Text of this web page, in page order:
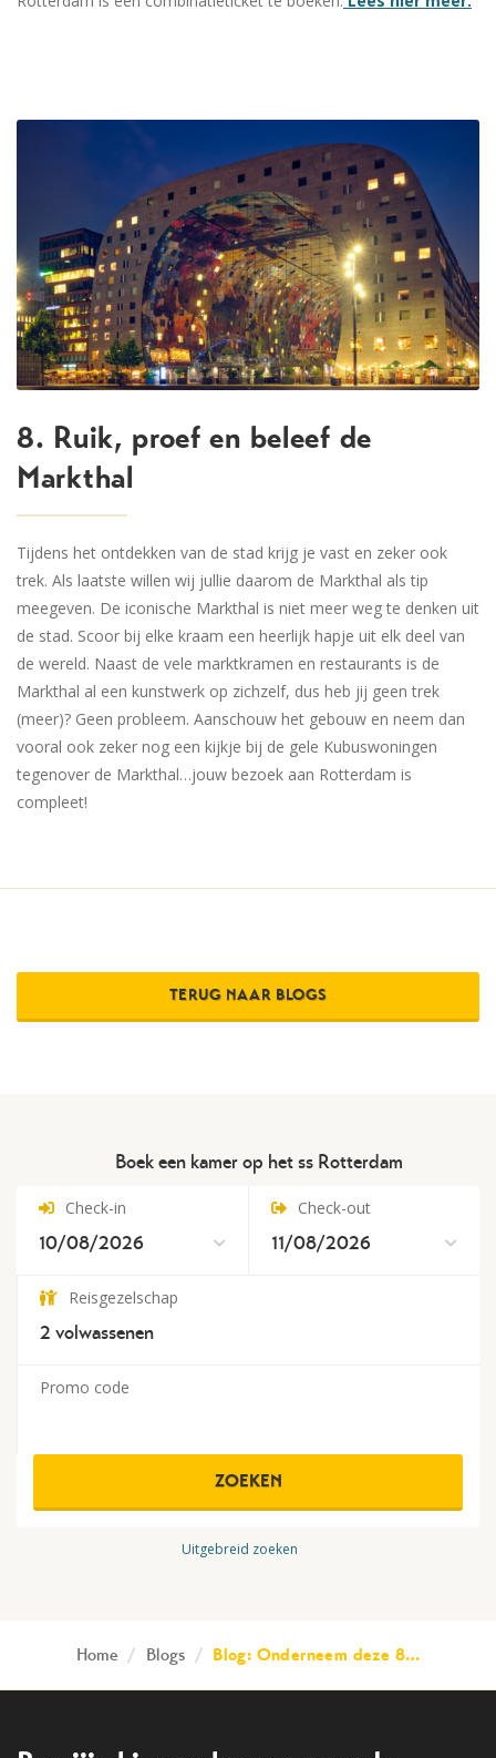
8. Ruik, proef en beleef de
Markthal
Tijdens het ontdekken van de stad krijg je vast en zeker ook
trek. Als laatste willen wij jullie daarom de Markthal als tip
meegeven. De iconische Markthal is niet meer weg te denken uit
de stad. Scoor bij elke kraam een heerlijk hapje uit elk deel van
de wereld. Naast de vele marktkramen en restaurants is de
Markthal al een kunstwerk op zichzelf, dus heb jij geen trek
(meer)? Geen probleem. Aanschouw het gebouw en neem dan
vooral ook zeker nog een kijkje bij de gele Kubuswoningen
tegenover de Markthal…jouw bezoek aan Rotterdam is
compleet!
TERUG NAAR BLOGS
Boek een kamer op het ss Rotterdam
Check-in Check-out
Reisgezelschap
2 volwassenen
Promo code
ZOEKEN
Uitgebreid zoeken
Home / Blogs / Blog: Onderneem deze 8…